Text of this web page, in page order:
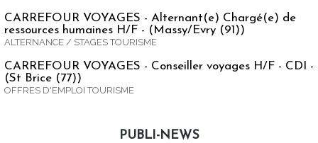
CARREFOUR VOYAGES - Alternant(e) Chargé(e) de
ressources humaines H/F - (Massy/Evry (91))
ALTERNANCE / STAGES TOURISME
CARREFOUR VOYAGES - Conseiller voyages H/F - CDI -
(St Brice (77))
OFFRES D'EMPLOI TOURISME
PUBLI-NEWS